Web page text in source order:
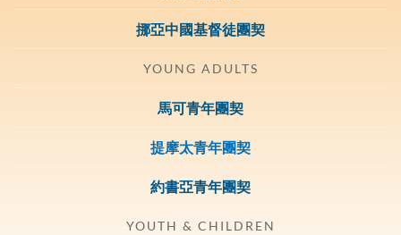
挪亞中國基督徒團契
YOUNG ADULTS
馬可青年團契
提摩太青年團契
約書亞青年團契
YOUTH & CHILDREN